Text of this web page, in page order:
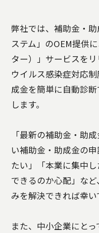
弊社では、補助金・
ステム」のOEM提供
ター）」サービスを
ウイルス感染症対応
成金を簡単に自動診
します。
「最新の補助金・助
い補助金・助成金の
たい」「本業に集中
できるのか心配」な
みを解決できれば幸い
また、中小企業にと